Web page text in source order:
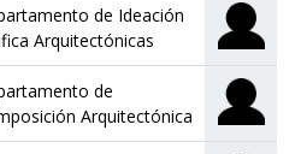
de Ideación
Arquitectónicas
de
Arquitectónica